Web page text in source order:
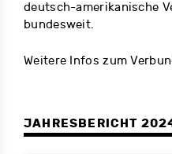
deutsch-amerikanische
bundesweit.
Weitere Infos zum
JAHRESBERICHT